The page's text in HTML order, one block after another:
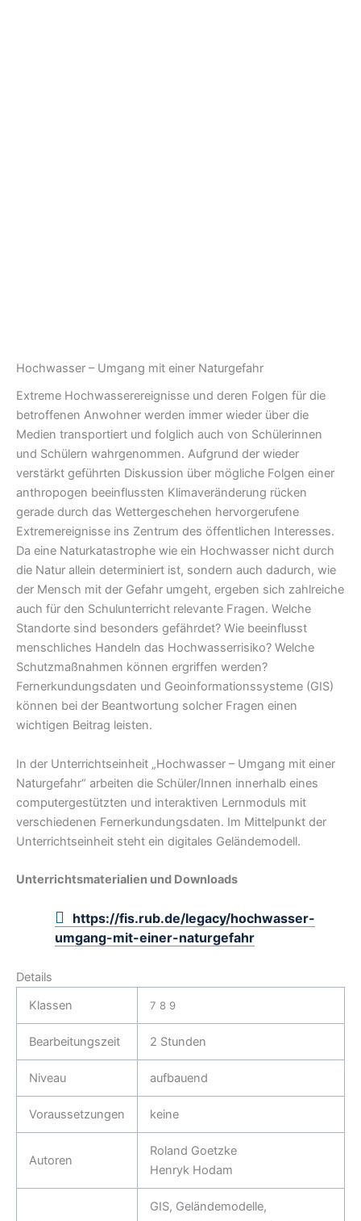
Hochwasser – Umgang mit einer Naturgefahr
Extreme Hochwasserereignisse und deren Folgen für die
betroffenen Anwohner werden immer wieder über die
Medien transportiert und folglich auch von Schülerinnen
und Schülern wahrgenommen. Aufgrund der wieder
verstärkt geführten Diskussion über mögliche Folgen einer
anthropogen beeinflussten Klimaveränderung rücken
gerade durch das Wettergeschehen hervorgerufene
Extremereignisse ins Zentrum des öffentlichen Interesses.
Da eine Naturkatastrophe wie ein Hochwasser nicht durch
die Natur allein determiniert ist, sondern auch dadurch, wie
der Mensch mit der Gefahr umgeht, ergeben sich zahlreiche
auch für den Schulunterricht relevante Fragen. Welche
Standorte sind besonders gefährdet? Wie beeinflusst
menschliches Handeln das Hochwasserrisiko? Welche
Schutzmaßnahmen können ergriffen werden?
Fernerkundungsdaten und Geoinformationssysteme (GIS)
können bei der Beantwortung solcher Fragen einen
wichtigen Beitrag leisten.
In der Unterrichtseinheit „Hochwasser – Umgang mit einer
Naturgefahr“ arbeiten die Schüler/Innen innerhalb eines
computergestützten und interaktiven Lernmoduls mit
verschiedenen Fernerkundungsdaten. Im Mittelpunkt der
Unterrichtseinheit steht ein digitales Geländemodell.
Unterrichtsmaterialien und Downloads
https://fis.rub.de/legacy/hochwasser-
umgang-mit-einer-naturgefahr
Details
Klassen
7 8 9
Bearbeitungszeit 2 Stunden
Niveau aufbauend
Voraussetzungen keine
Autoren
Roland Goetzke
Henryk Hodam
GIS, Geländemodelle,